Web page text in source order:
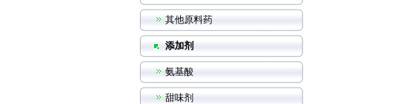
其他原料药
添加剂
氨基酸
甜味剂